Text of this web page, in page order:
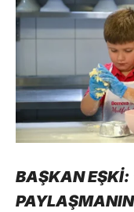
BAŞKAN EŞKİ: